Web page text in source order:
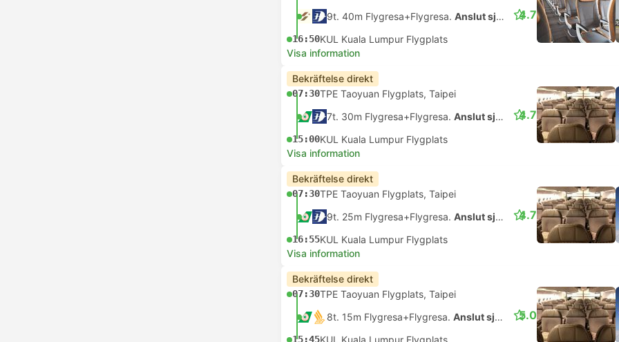
9t. 40m Flygresa+Flygresa. Anslut själv
16:50KUL Kuala Lumpur Flygplats
4.7
Visa information
Bekräftelse direkt
07:30TPE Taoyuan Flygplats, Taipei
7t. 30m Flygresa+Flygresa. Anslut själv
15:00KUL Kuala Lumpur Flygplats
4.7
Visa information
Bekräftelse direkt
07:30TPE Taoyuan Flygplats, Taipei
9t. 25m Flygresa+Flygresa. Anslut själv
16:55KUL Kuala Lumpur Flygplats
4.7
Visa information
Bekräftelse direkt
07:30TPE Taoyuan Flygplats, Taipei
8t. 15m Flygresa+Flygresa. Anslut själv
15:45KUL Kuala Lumpur Flygplats
5.0